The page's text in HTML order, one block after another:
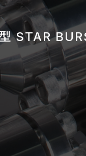
STAR